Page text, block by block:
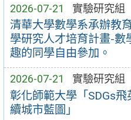
2026-07-21 實驗研究組
清華大學數學系承辦教
學研究人才培育計畫-數
趣的同學自由參加。
2026-07-21 實驗研究組
彰化師範大學「SDGs
續城市藍圖」